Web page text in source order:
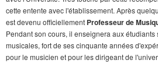
cette entente avec l'établissement. Après
est devenu officiellement Professeur de
Pendant son cours, il enseignera aux
musicales, fort de ses cinquante années
pour le musicien et pour les dirigeant de